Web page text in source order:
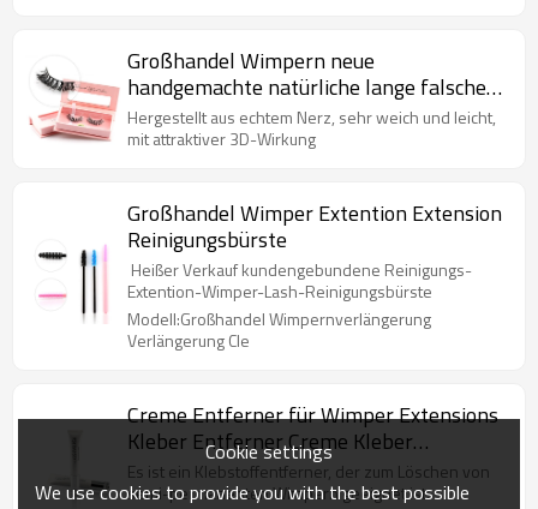
Großhandel Wimpern neue
handgemachte natürliche lange falsche
Wimpern mit Custom
Wimpernverpackung
Hergestellt aus echtem Nerz, sehr weich und leicht,
mit attraktiver 3D-Wirkung
Großhandel Wimper Extention Extension
Reinigungsbürste
Heißer Verkauf kundengebundene Reinigungs-
Extention-Wimper-Lash-Reinigungsbürste
Modell:Großhandel Wimpernverlängerung
Verlängerung Cle
Creme Entferner für Wimper Extensions
Kleber Entferner Creme Kleber
Entferner
Es ist ein Klebstoffentferner, der zum Löschen von
semi-permanenten Wimpern geeignet ist.
Cookie settings
We use cookies to provide you with the best possible